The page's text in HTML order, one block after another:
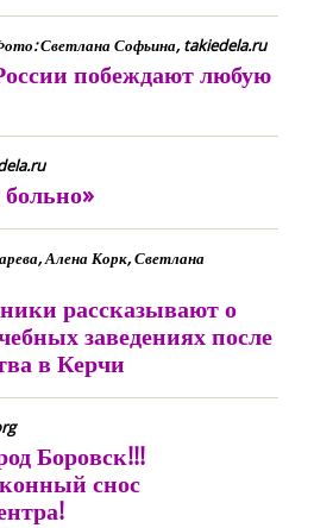
Светлана Софьина, takiedela.ru
побеждают любую
Алена Корк, Светлана
рассказывают о
заведениях после
в Керчи
Боровск!!!
снос